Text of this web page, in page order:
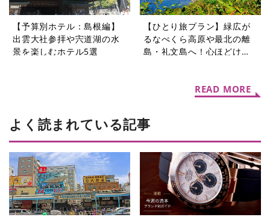
【予算別ホテル：島根編】
出雲大社参拝や宍道湖の水
景を楽しむホテル5選
【ひとり旅プラン】緑広が
るなべくら高原や最北の離
島・礼文島へ！心ほどける
READ MORE
よく読まれている記事